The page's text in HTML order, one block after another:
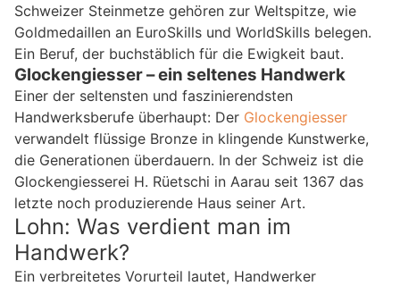
Schweizer Steinmetze gehören zur Weltspitze, wie
Goldmedaillen an EuroSkills und WorldSkills belegen.
Ein Beruf, der buchstäblich für die Ewigkeit baut.
Glockengiesser – ein seltenes Handwerk
Einer der seltensten und faszinierendsten
Handwerksberufe überhaupt: Der Glockengiesser
verwandelt flüssige Bronze in klingende Kunstwerke,
die Generationen überdauern. In der Schweiz ist die
Glockengiesserei H. Rüetschi in Aarau seit 1367 das
letzte noch produzierende Haus seiner Art.
Lohn: Was verdient man im
Handwerk?
Ein verbreitetes Vorurteil lautet, Handwerker